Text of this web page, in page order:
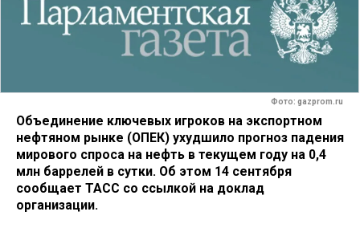
Фото: gazprom.ru
Объединение ключевых игроков на экспортном
нефтяном рынке (ОПЕК) ухудшило прогноз падения
мирового спроса на нефть в текущем году на 0,4
млн баррелей в сутки. Об этом 14 сентября
сообщает ТАСС со ссылкой на доклад
организации.